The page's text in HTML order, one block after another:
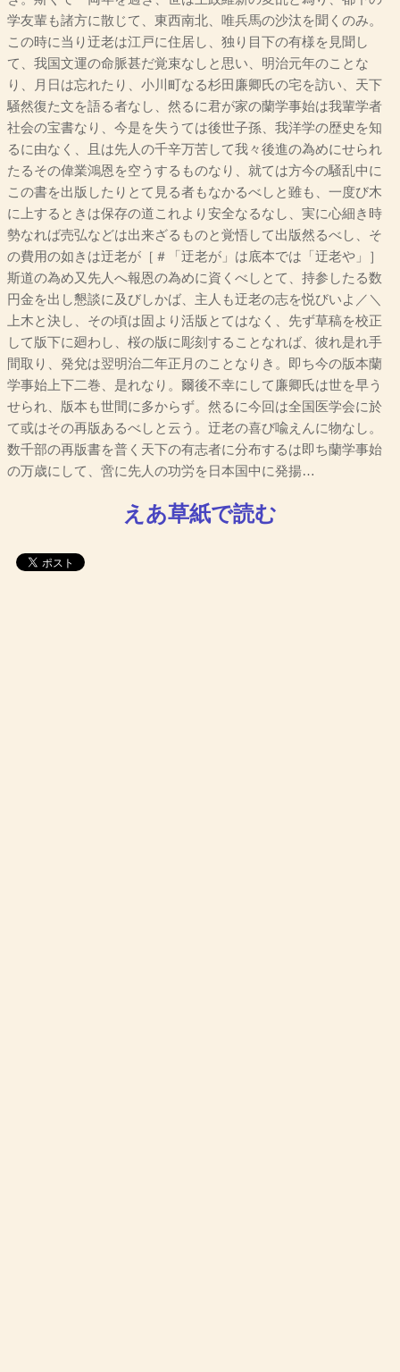
学友輩も諸方に散じて、東西南北、唯兵馬の沙汰を聞くのみ。
この時に当り迂老は江戸に住居し、独り目下の有様を見聞し
て、我国文運の命脈甚だ覚束なしと思い、明治元年のことな
り、月日は忘れたり、小川町なる杉田廉卿氏の宅を訪い、天下
騒然復た文を語る者なし、然るに君が家の蘭学事始は我輩学者
社会の宝書なり、今是を失うては後世子孫、我洋学の歴史を知
るに由なく、且は先人の千辛万苦して我々後進の為めにせられ
たるその偉業鴻恩を空うするものなり、就ては方今の騒乱中に
この書を出版したりとて見る者もなかるべしと雖も、一度び木
に上するときは保存の道これより安全なるなし、実に心細き時
勢なれば売弘などは出来ざるものと覚悟して出版然るべし、そ
の費用の如きは迂老が［＃「迂老が」は底本では「迂老や」］
斯道の為め又先人へ報恩の為めに資くべしとて、持参したる数
円金を出し懇談に及びしかば、主人も迂老の志を悦びいよ／＼
上木と決し、その頃は固より活版とてはなく、先ず草稿を校正
して版下に廻わし、桜の版に彫刻することなれば、彼れ是れ手
間取り、発兌は翌明治二年正月のことなりき。即ち今の版本蘭
学事始上下二巻、是れなり。爾後不幸にして廉卿氏は世を早う
せられ、版本も世間に多からず。然るに今回は全国医学会に於
て或はその再版あるべしと云う。迂老の喜び喩えんに物なし。
数千部の再版書を普く天下の有志者に分布するは即ち蘭学事始
の万歳にして、啻に先人の功労を日本国中に発揚…
えあ草紙で読む